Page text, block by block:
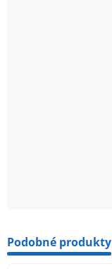
Podobné produkty